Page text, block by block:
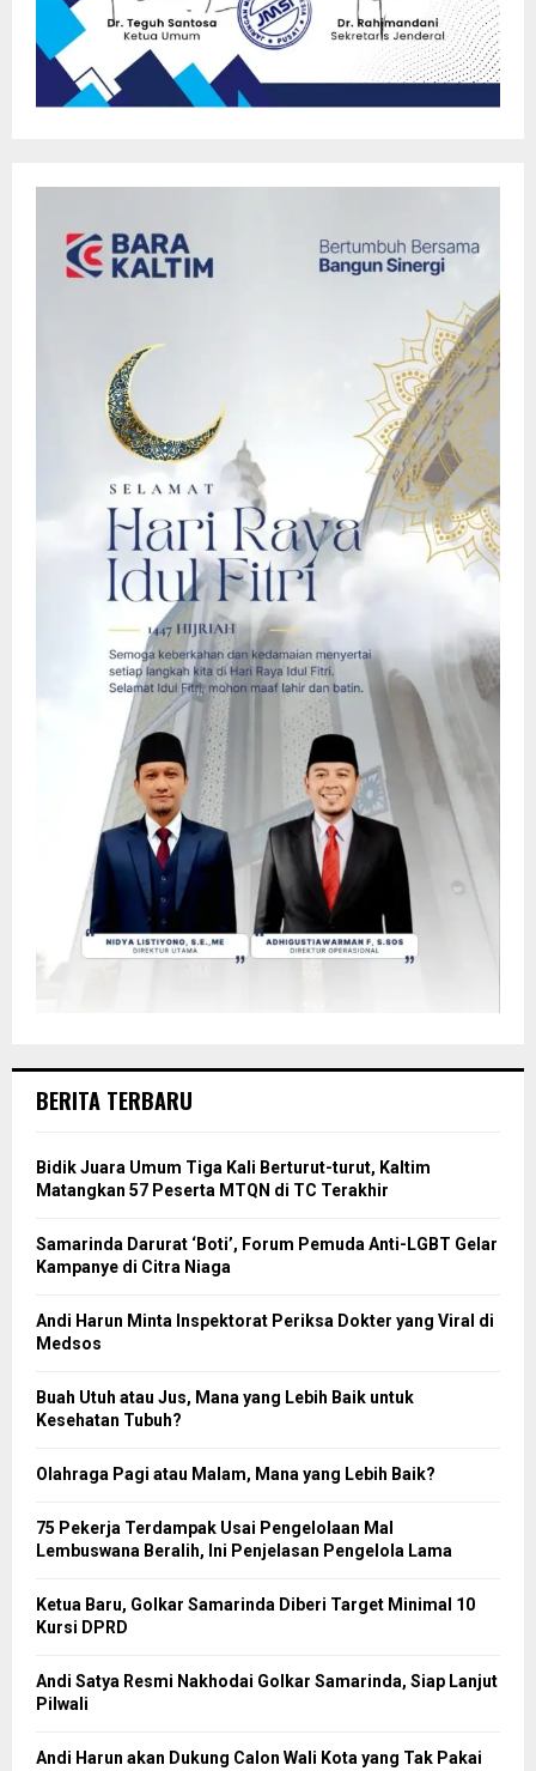
BERITA TERBARU
Bidik Juara Umum Tiga Kali Berturut-turut, Kaltim
Matangkan 57 Peserta MTQN di TC Terakhir
Samarinda Darurat ‘Boti’, Forum Pemuda Anti-LGBT Gelar
Kampanye di Citra Niaga
Andi Harun Minta Inspektorat Periksa Dokter yang Viral di
Medsos
Buah Utuh atau Jus, Mana yang Lebih Baik untuk
Kesehatan Tubuh?
Olahraga Pagi atau Malam, Mana yang Lebih Baik?
75 Pekerja Terdampak Usai Pengelolaan Mal
Lembuswana Beralih, Ini Penjelasan Pengelola Lama
Ketua Baru, Golkar Samarinda Diberi Target Minimal 10
Kursi DPRD
Andi Satya Resmi Nakhodai Golkar Samarinda, Siap Lanjut
Pilwali
Andi Harun akan Dukung Calon Wali Kota yang Tak Pakai